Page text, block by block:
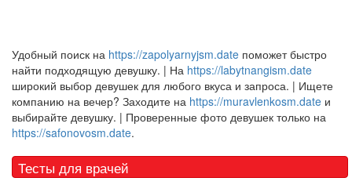
Удобный поиск на https://zapolyarnyjsm.date поможет быстро
найти подходящую девушку. | На https://labytnangism.date
широкий выбор девушек для любого вкуса и запроса. | Ищете
компанию на вечер? Заходите на https://muravlenkosm.date и
выбирайте девушку. | Проверенные фото девушек только на
https://safonovosm.date.
Тесты для врачей